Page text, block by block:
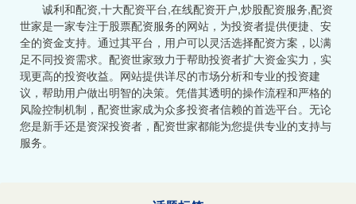
诚利和配资,十大配资平台,在线配资开户,炒股配资服务,配资
世家是一家专注于股票配资服务的网站，为投资者提供便捷、安
全的资金支持。通过其平台，用户可以灵活选择配资方案，以满
足不同投资需求。配资世家致力于帮助投资者扩大资金实力，实
现更高的投资收益。网站提供详尽的市场分析和专业的投资建
议，帮助用户做出明智的决策。凭借其透明的操作流程和严格的
风险控制机制，配资世家成为众多投资者信赖的首选平台。无论
您是新手还是资深投资者，配资世家都能为您提供专业的支持与
服务。